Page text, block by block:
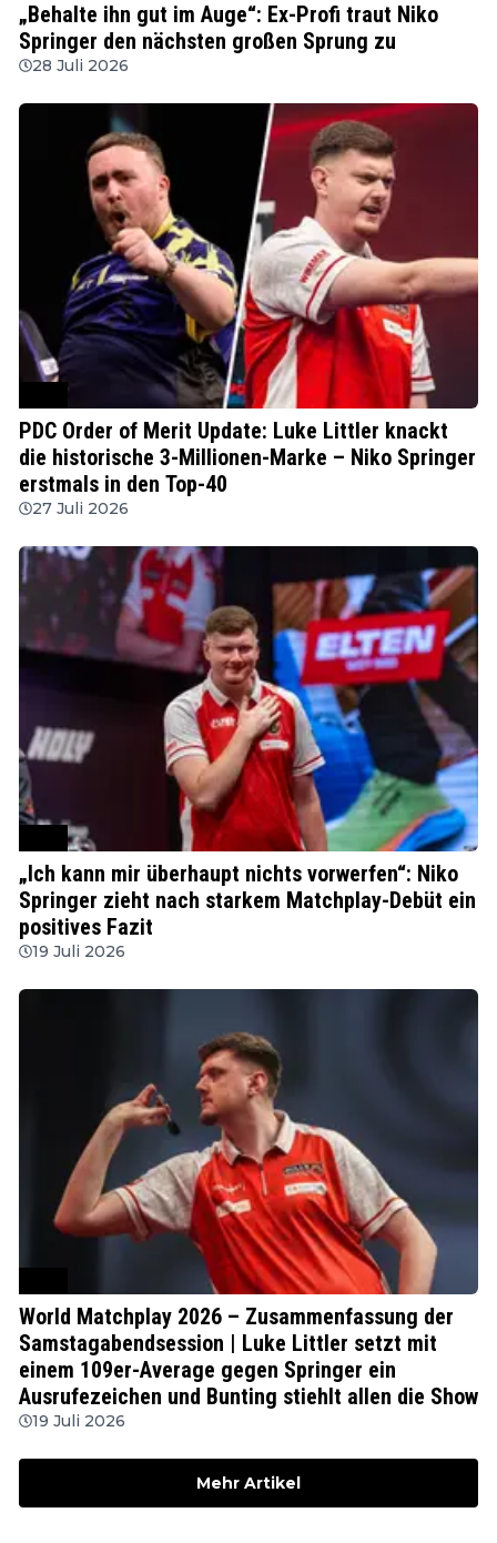
„Behalte ihn gut im Auge“: Ex-Profi traut Niko
Springer den nächsten großen Sprung zu
28 Juli 2026
PDC Order of Merit Update: Luke Littler knackt
die historische 3-Millionen-Marke – Niko Springer
erstmals in den Top-40
27 Juli 2026
„Ich kann mir überhaupt nichts vorwerfen“: Niko
Springer zieht nach starkem Matchplay-Debüt ein
positives Fazit
19 Juli 2026
World Matchplay 2026 – Zusammenfassung der
Samstagabendsession | Luke Littler setzt mit
einem 109er-Average gegen Springer ein
Ausrufezeichen und Bunting stiehlt allen die Show
19 Juli 2026
Mehr Artikel